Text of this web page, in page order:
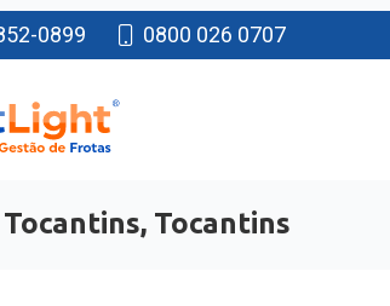
0899 0800 026 0707
Tocantins